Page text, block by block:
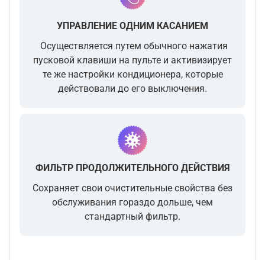
УПРАВЛЕНИЕ ОДНИМ КАСАНИЕМ
Осуществляется путем обычного нажатия
пусковой клавиши на пульте и активизирует
те же настройки кондиционера, которые
действовали до его выключения.
ФИЛЬТР ПРОДОЛЖИТЕЛЬНОГО ДЕЙСТВИЯ
Сохраняет свои очистительные свойства без
обслуживания гораздо дольше, чем
стандартный фильтр.